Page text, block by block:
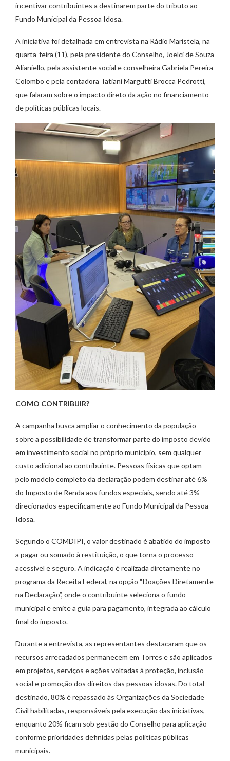
incentivar contribuintes a destinarem parte do tributo ao
Fundo Municipal da Pessoa Idosa.
A iniciativa foi detalhada em entrevista na Rádio Maristela, na
quarta-feira (11), pela presidente do Conselho, Joelci de Souza
Alianiello, pela assistente social e conselheira Gabriela Pereira
Colombo e pela contadora Tatiani Margutti Brocca Pedrotti,
que falaram sobre o impacto direto da ação no financiamento
de políticas públicas locais.
COMO CONTRIBUIR?
A campanha busca ampliar o conhecimento da população
sobre a possibilidade de transformar parte do imposto devido
em investimento social no próprio município, sem qualquer
custo adicional ao contribuinte. Pessoas físicas que optam
pelo modelo completo da declaração podem destinar até 6%
do Imposto de Renda aos fundos especiais, sendo até 3%
direcionados especificamente ao Fundo Municipal da Pessoa
Idosa.
Segundo o COMDIPI, o valor destinado é abatido do imposto
a pagar ou somado à restituição, o que torna o processo
acessível e seguro. A indicação é realizada diretamente no
programa da Receita Federal, na opção “Doações Diretamente
na Declaração”, onde o contribuinte seleciona o fundo
municipal e emite a guia para pagamento, integrada ao cálculo
final do imposto.
Durante a entrevista, as representantes destacaram que os
recursos arrecadados permanecem em Torres e são aplicados
em projetos, serviços e ações voltadas à proteção, inclusão
social e promoção dos direitos das pessoas idosas. Do total
destinado, 80% é repassado às Organizações da Sociedade
Civil habilitadas, responsáveis pela execução das iniciativas,
enquanto 20% ficam sob gestão do Conselho para aplicação
conforme prioridades definidas pelas políticas públicas
municipais.